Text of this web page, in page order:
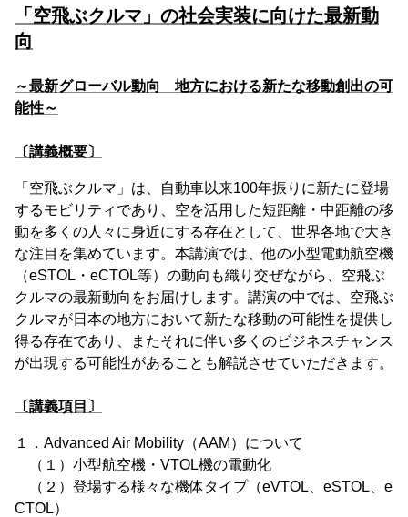
「空飛ぶクルマ」の社会実装に向けた最新動
向
～最新グローバル動向 地方における新たな移動創出の可
能性～
〔講義概要〕
「空飛ぶクルマ」は、自動車以来100年振りに新たに登場
するモビリティであり、空を活用した短距離・中距離の移
動を多くの人々に身近にする存在として、世界各地で大き
な注目を集めています。本講演では、他の小型電動航空機
（eSTOL・eCTOL等）の動向も織り交ぜながら、空飛ぶ
クルマの最新動向をお届けします。講演の中では、空飛ぶ
クルマが日本の地方において新たな移動の可能性を提供し
得る存在であり、またそれに伴い多くのビジネスチャンス
が出現する可能性があることも解説させていただきます。
〔講義項目〕
１．Advanced Air Mobility（AAM）について
（１）小型航空機・VTOL機の電動化
（２）登場する様々な機体タイプ（eVTOL、eSTOL、e
CTOL）